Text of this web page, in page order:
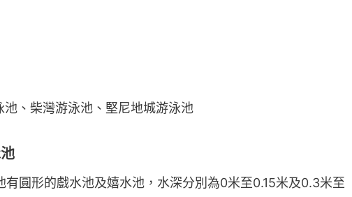
池、柴灣游泳池、堅尼地城游泳池
有圓形的戲水池及嬉水池，水深分別為0米至0.15米及0.3米至